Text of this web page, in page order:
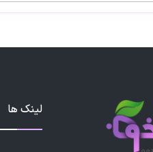
لینک ها